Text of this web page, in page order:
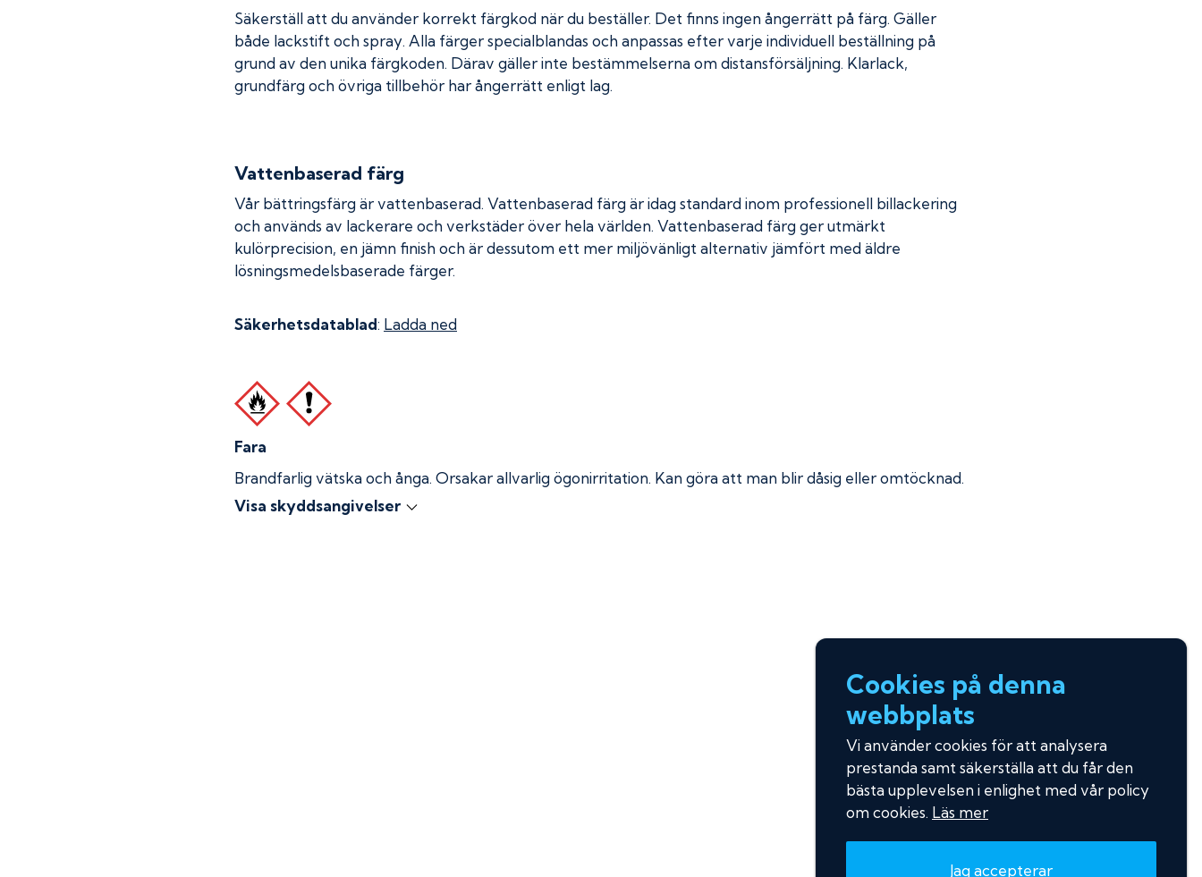
Säkerställ att du använder korrekt färgkod när du beställer. Det finns ingen ångerrätt på färg. Gäller
både lackstift och spray. Alla färger specialblandas och anpassas efter varje individuell beställning på
grund av den unika färgkoden. Därav gäller inte bestämmelserna om distansförsäljning. Klarlack,
grundfärg och övriga tillbehör har ångerrätt enligt lag.
Vattenbaserad färg
Vår bättringsfärg är vattenbaserad. Vattenbaserad färg är idag standard inom professionell billackering
och används av lackerare och verkstäder över hela världen. Vattenbaserad färg ger utmärkt
kulörprecision, en jämn finish och är dessutom ett mer miljövänligt alternativ jämfört med äldre
lösningsmedelsbaserade färger.
Säkerhetsdatablad: Ladda ned
Fara
Brandfarlig vätska och ånga. Orsakar allvarlig ögonirritation. Kan göra att man blir dåsig eller omtöcknad.
Visa skyddsangivelser
Cookies på denna
webbplats
Vi använder cookies för att analysera
prestanda samt säkerställa att du får den
bästa upplevelsen i enlighet med vår policy
om cookies. Läs mer
Jag accepterar